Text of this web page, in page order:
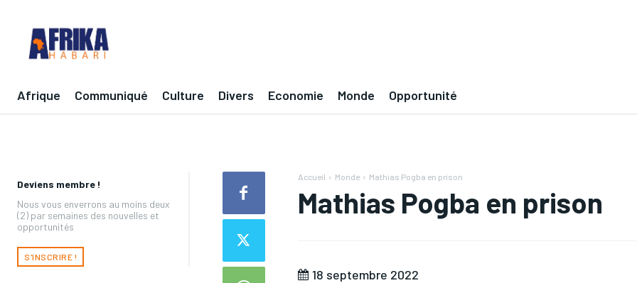
Afrique Communiqué Culture Divers Economie Monde Opportunité
Deviens membre !
Nous vous enverrons au moins deux
(2) par semaines des nouvelles et
opportunités
S'INSCRIRE !
Accueil Monde Mathias Pogba en prison
Mathias Pogba en prison
18 septembre 2022